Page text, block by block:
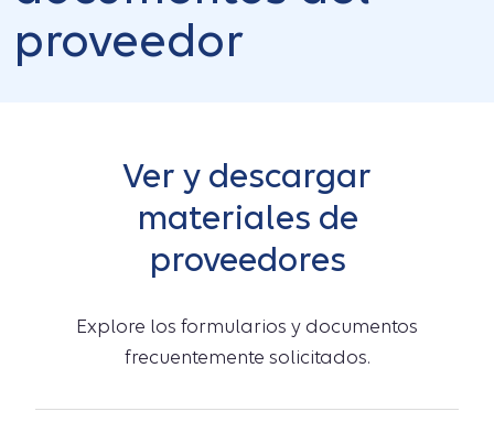
proveedor
Ver y descargar
materiales de
proveedores
Explore los formularios y documentos
frecuentemente solicitados.